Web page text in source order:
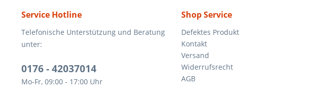
Service Hotline
Telefonische Unterstützung und Beratung
unter:
0176 - 42037014
Mo-Fr, 09:00 - 17:00 Uhr
Shop Service
Defektes Produkt
Kontakt
Versand
Widerrufsrecht
AGB